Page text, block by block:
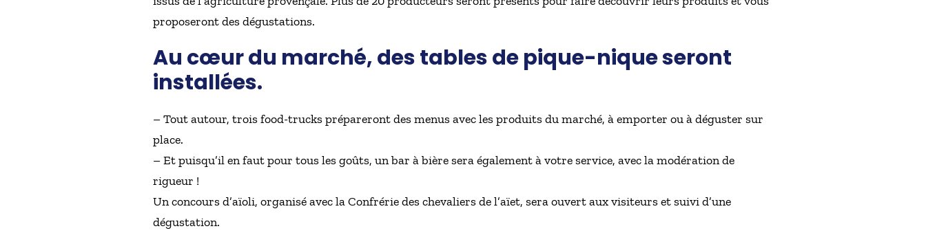
proposeront des dégustations.
Au cœur du marché, des tables de pique-nique seront
installées.
– Tout autour, trois food-trucks prépareront des menus avec les produits du marché, à emporter ou à déguster sur
place.
– Et puisqu’il en faut pour tous les goûts, un bar à bière sera également à votre service, avec la modération de
rigueur !
Un concours d’aïoli, organisé avec la Confrérie des chevaliers de l’aïet, sera ouvert aux visiteurs et suivi d’une
dégustation.